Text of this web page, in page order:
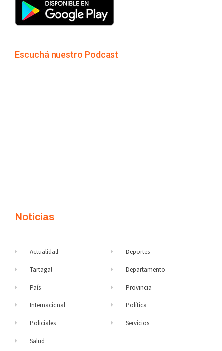
Escuchá nuestro Podcast
Noticias
Actualidad
Tartagal
País
Internacional
Policiales
Salud
Deportes
Departamento
Provincia
Política
Servicios